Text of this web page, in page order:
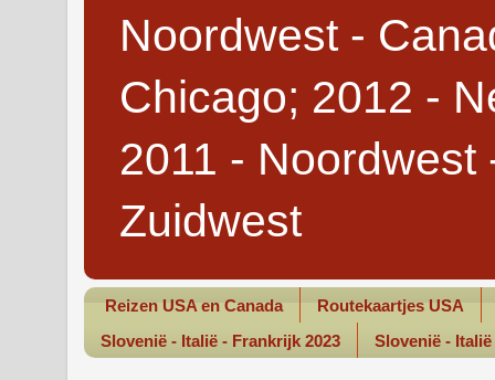
Noordwest -
Chicago; 2012 -
2011 - Noordwest
Zuidwest
Reizen USA en Canada
Routekaartjes USA
Slovenië - Italië - Frankrijk 2023
Slovenië -